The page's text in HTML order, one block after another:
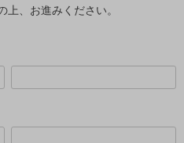
上、お進みください。